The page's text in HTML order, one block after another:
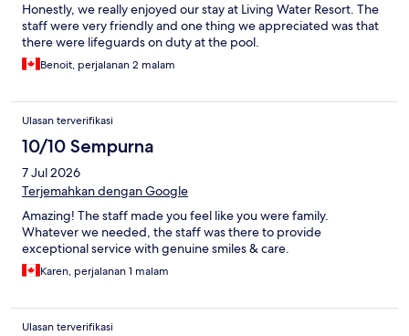
Honestly, we really enjoyed our stay at Living Water Resort. The
staff were very friendly and one thing we appreciated was that
there were lifeguards on duty at the pool.
Benoit, perjalanan 2 malam
Ulasan terverifikasi
10/10 Sempurna
7 Jul 2026
Terjemahkan dengan Google
Amazing! The staff made you feel like you were family.
Whatever we needed, the staff was there to provide
exceptional service with genuine smiles & care.
Karen, perjalanan 1 malam
Ulasan terverifikasi